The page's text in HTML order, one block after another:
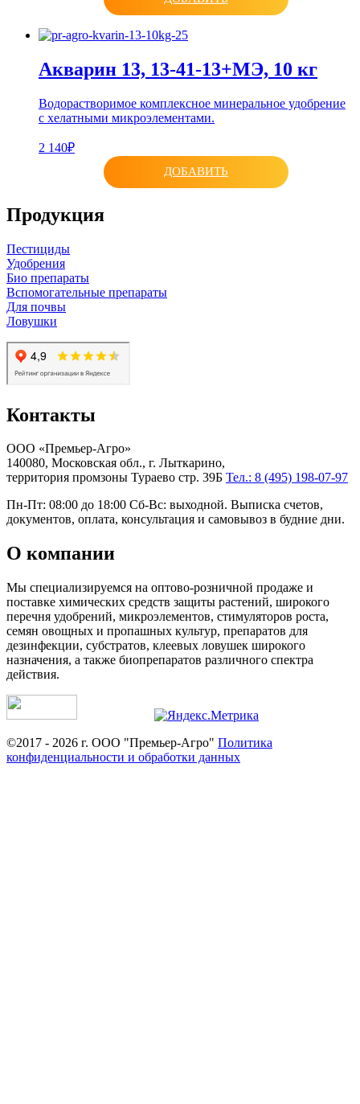
Акварин 13, 13-41-13+МЭ, 10 кг
Водорастворимое комплексное минеральное удобрение
с хелатными микроэлементами.
2 140₽
ДОБАВИТЬ
Продукция
Пестициды
Удобрения
Био препараты
Вспомогательные препараты
Для почвы
Ловушки
Контакты
ООО «Премьер-Агро»
140080, Московская обл., г. Лыткарино,
территория промзоны Тураево стр. 39Б Тел.: 8 (495) 198-07-97
Пн-Пт: 08:00 до 18:00 Сб-Вс: выходной. Выписка счетов,
документов, оплата, консультация и самовывоз в будние дни.
О компании
Мы специализируемся на оптово-розничной продаже и
поставке химических средств защиты растений, широкого
перечня удобрений, микроэлементов, стимуляторов роста,
семян овощных и пропашных культур, препаратов для
дезинфекции, субстратов, клеевых ловушек широкого
назначения, а также биопрепаратов различного спектра
действия.
©2017 - 2026 г. ООО "Премьер-Агро" Политика
конфиденциальности и обработки данных